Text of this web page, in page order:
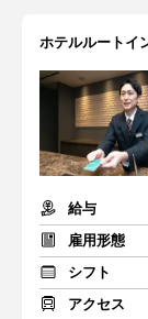
ホテルルートイ
給与
雇用形態
シフト
アクセス